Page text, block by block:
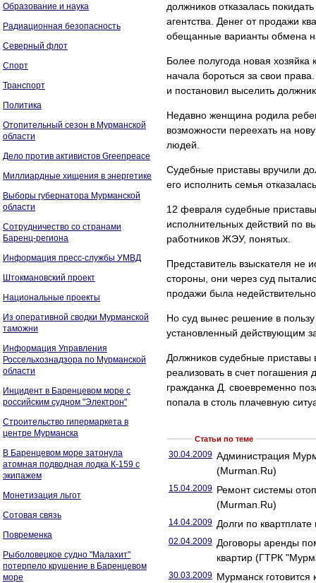
Образование и наука
Радиационная безопасность
Северный флот
Спорт
Транспорт
Политика
Отопительный сезон в Мурманской
области
Дело против активистов Greenpeace
Миллиардные хищения в энергетике
Выборы губернатора Мурманской
области
Сотрудничество со странами
Баренц-региона
Информация пресс-службы УМВД
Штокмановский проект
Национальные проекты
Из оперативной сводки Мурманской
таможни
Информация Управления
Россельхознадзора по Мурманской
области
Инцидент в Баренцевом море с
российским судном "Электрон"
Строительство гипермаркета в
центре Мурманска
В Баренцевом море затонула
атомная подводная лодка К-159 с
экипажем
Монетизация льгот
Сотовая связь
Повременка
Рыболовецкое судно "Малахит"
потерпело крушение в Баренцевом
море
должников отказалась
агентства. Денег от продажи
обещанные варианты обмена
Более полугода новая
начала бороться за свои
и постановил выселить
Недавно женщина родила
возможности переехать на
людей.
Судебные приставы вручили
его исполнить семья
12 февраля судебные
исполнительных действий по
работников ЖЭУ, понятых.
Представитель взыскателя не
стороны, они через суд
продажи была
Но суд вынес решение в
установленный действующим
Должников судебные
реализовать в счет
гражданка Д. своевременно
попала в столь плачевную
Статьи по теме
30.04.2009 Администрация
(Murman.Ru)
15.04.2009 Ремонт системы
(Murman.Ru)
14.04.2009 Долги по
02.04.2009 Договоры аренды
квартир (ГТРК
30.03.2009 Мурманск готовится